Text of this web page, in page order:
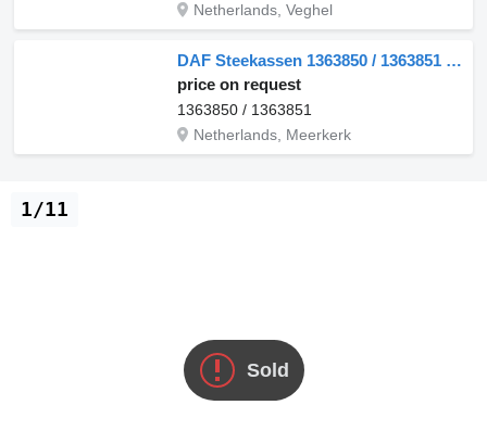
Netherlands, Veghel
DAF Steekassen 1363850 / 1363851 half-axle for truck
price on request
1363850 / 1363851
Netherlands, Meerkerk
Sold
1/11